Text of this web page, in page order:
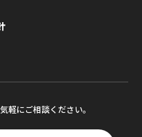
軽にご相談ください。